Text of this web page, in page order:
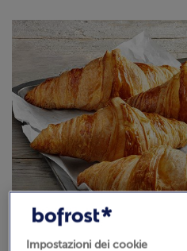
Impostazioni dei cookie